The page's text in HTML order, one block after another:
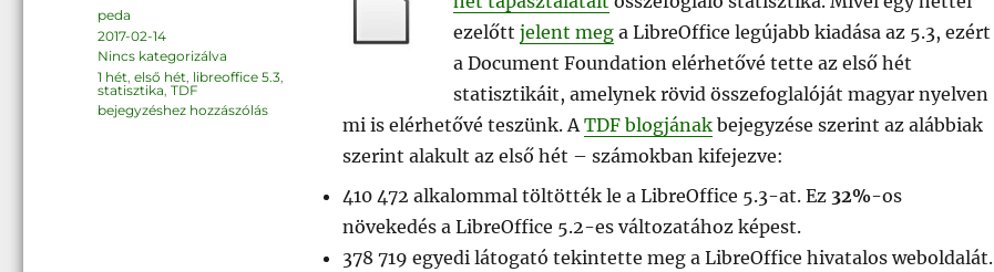
ezelőtt jelent mega LibreOffice legújabb kiadása az 5.3, ezért
a Document Foundation elérhetővé tette az első hét
statisztikáit, amelynek rövid összefoglalóját magyar nyelven
mi is elérhetővé teszünk. ATDF blogjánakbejegyzése szerint az alábbiak
szerint alakult az első hét – számokban kifejezve:
410 472 alkalommal töltötték le a LibreOffice 5.3-at. Ez 32%-os
növekedés a LibreOffice 5.2-es változatához képest.
378 719 egyedi látogató tekintette meg a LibreOffice hivatalos weboldalát.
Szerző
peda
Közzétéve
2017-02-14
Kategória
Nincs kategorizálva
Címke
1 hét ,első hét libreoffice 5.3
statisztika ,TDF
LibreOffice
5.3:
bejegyzéshez hozzászólás